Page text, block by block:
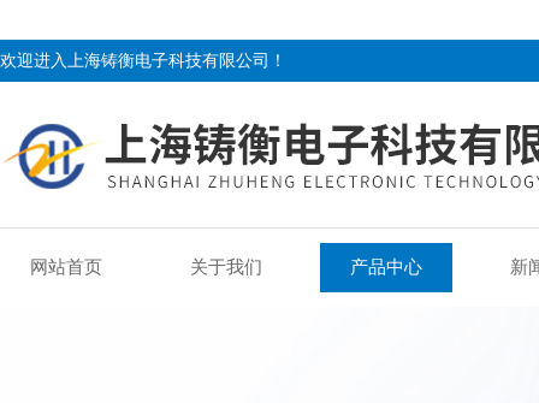
欢迎进入上海铸衡电子科技有限公司！
网站首页 关于我们 产品中心 新